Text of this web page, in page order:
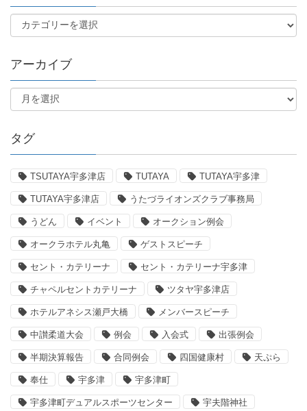
アーカイブ
タグ
TSUTAYA宇多津店 TUTAYA TUTAYA宇多津
TUTAYA宇多津店 うたづライオンズクラブ事務局
うどん イベント オークション例会
オークラホテル丸亀 ゲストスピーチ
セント・カテリーナ セント・カテリーナ宇多津
チャペルセントカテリーナ ツタヤ宇多津店
ホテルアネシス瀬戸大橋 メンバースピーチ
中讃柔道大会 例会 入会式 出張例会
半期決算報告 合同例会 四国健康村 天ぷら
奉仕 宇多津 宇多津町
宇多津町デュアルスポーツセンター 宇夫階神社